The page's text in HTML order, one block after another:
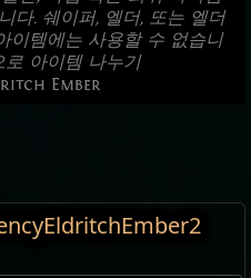
다. 쉐이퍼, 엘더, 또는 엘더
이템에는 사용할 수 없습니
아이템 나누기
Ember